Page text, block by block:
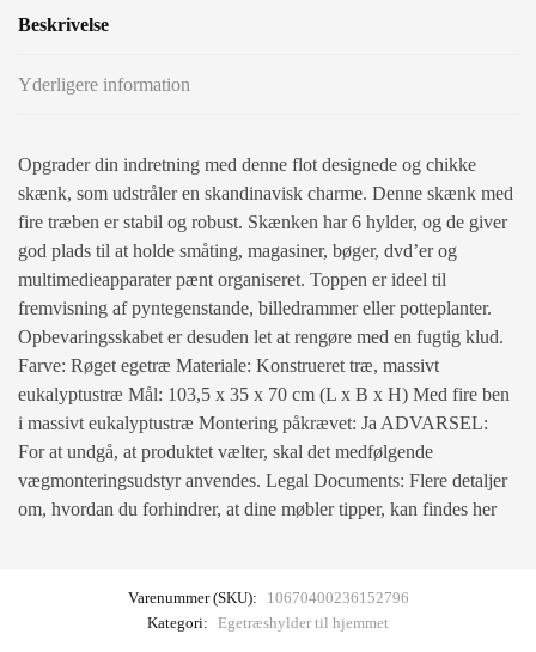
Beskrivelse
Yderligere information
Opgrader din indretning med denne flot designede og chikke
skænk, som udstråler en skandinavisk charme. Denne skænk med
fire træben er stabil og robust. Skænken har 6 hylder, og de giver
god plads til at holde småting, magasiner, bøger, dvd’er og
multimedieapparater pænt organiseret. Toppen er ideel til
fremvisning af pyntegenstande, billedrammer eller potteplanter.
Opbevaringsskabet er desuden let at rengøre med en fugtig klud.
Farve: Røget egetræ Materiale: Konstrueret træ, massivt
eukalyptustræ Mål: 103,5 x 35 x 70 cm (L x B x H) Med fire ben
i massivt eukalyptustræ Montering påkrævet: Ja ADVARSEL:
For at undgå, at produktet vælter, skal det medfølgende
vægmonteringsudstyr anvendes. Legal Documents: Flere detaljer
om, hvordan du forhindrer, at dine møbler tipper, kan findes her
Varenummer (SKU):
10670400236152796
Kategori: Egetræshylder til hjemmet